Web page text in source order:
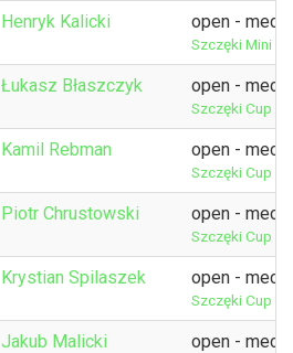
Henryk Kalicki open - mecz
Szczęki Mini
Łukasz Błaszczyk open - mecz
Szczęki Cup
Kamil Rebman open - mecz
Szczęki Cup
Piotr Chrustowski open - mecz
Szczęki Cup
Krystian Spilaszek open - mecz
Szczęki Cup
Jakub Malicki open - mecz